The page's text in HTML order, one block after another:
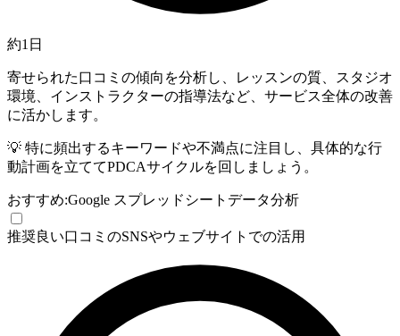
約1日
寄せられた口コミの傾向を分析し、レッスンの質、スタジオ
環境、インストラクターの指導法など、サービス全体の改善
に活かします。
💡 特に頻出するキーワードや不満点に注目し、具体的な行
動計画を立ててPDCAサイクルを回しましょう。
おすすめ:Google スプレッドシート データ分析
推奨良い口コミのSNSやウェブサイトでの活用